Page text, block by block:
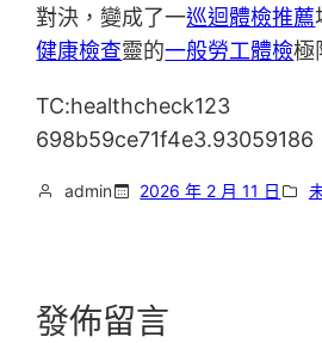
對決，變成了一巡迴體檢推薦
健康檢查靈的一般勞工體檢極
TC:healthcheck123
698b59ce71f4e3.93059186
admin 2026 年 2 月 11 日
發佈留言